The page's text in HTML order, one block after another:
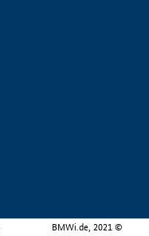
BMWi.de, 2021 ©